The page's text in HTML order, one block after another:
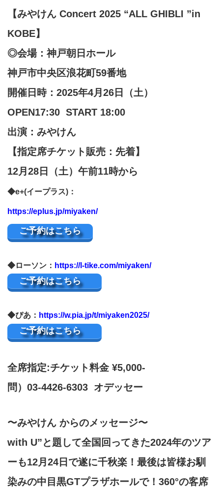
【みやけん Concert 2025 “ALL GHIBLI ”in
KOBE】
◎会場：神戸朝日ホール
神戸市中央区浪花町59番地
開催日時：2025年4月26日（土）
OPEN17:30 START 18:00
出演：みやけん
【指定席チケット販売：先着】
12月28日（土）午前11時から
◆e+(イープラス)：
https://eplus.jp/miyaken/
ご予約はこちら
◆ローソン： https://l-tike.com/miyaken/
ご予約はこちら
◆ぴあ ： https://w.pia.jp/t/miyaken2025/
ご予約はこちら
全席指定:チケット料金 ¥5,000-
問）03-4426-6303 オデッセー
〜みやけん からのメッセージ〜
with U”と題して全国回ってきた2024年のツア
ーも12月24日で遂に千秋楽！最後は皆様お馴
染みの中目黒GTプラザホールで！360°の客席